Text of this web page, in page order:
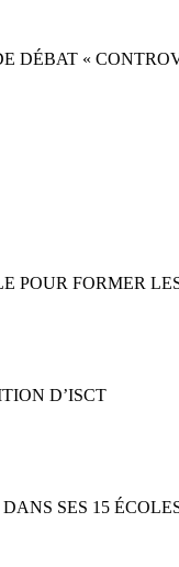
DÉBAT «
POUR FORMER
D’ISCT
SES 15